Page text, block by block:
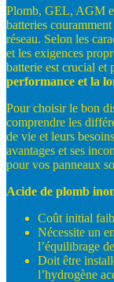
Plomb, GEL, AGM
batteries
réseau. Selon les
et les exigences
batterie est crucial et
performance et la
Pour choisir le bon
comprendre les
de vie et leurs
avantages et ses
pour vos panneaux
Acide de plomb
Coût initial
Nécessite un
l’équilibrage
Doit être
l’hydrogène